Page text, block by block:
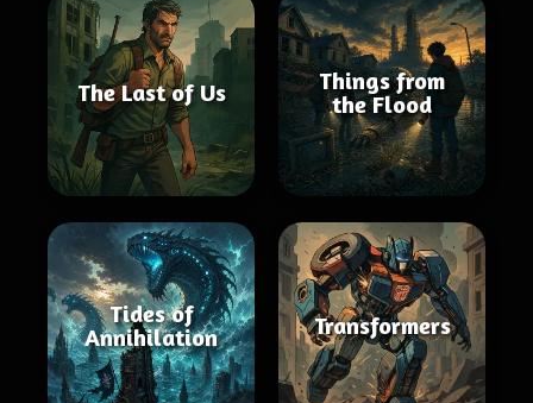
The Last of Us
Things from
the Flood
Tides of
Annihilation
Transformers